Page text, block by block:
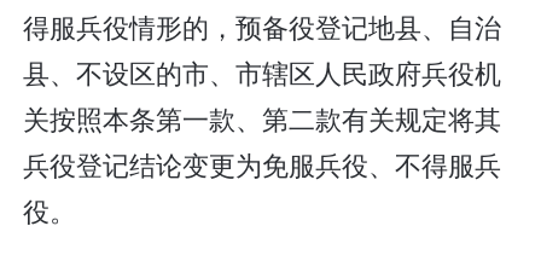
得服兵役情形的，预备役登记地县、自治
县、不设区的市、市辖区人民政府兵役机
关按照本条第一款、第二款有关规定将其
兵役登记结论变更为免服兵役、不得服兵
役。